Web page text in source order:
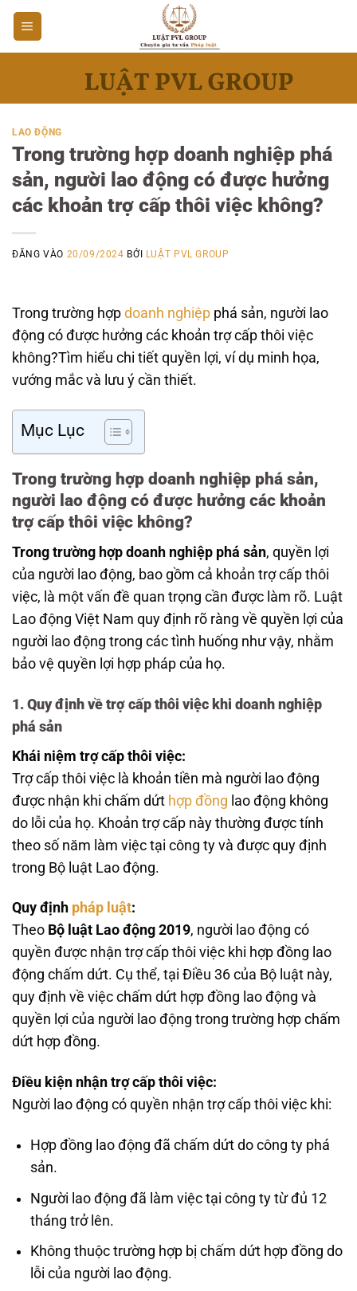
Bỏ
qua
nội
LAO ĐỘNG
Trong trường hợp doanh nghiệp phá
sản, người lao động có được hưởng
các khoản trợ cấp thôi việc không?
ĐĂNG VÀO 20/09/2024 BỞI LUẬT PVL GROUP
Trong trường hợp doanh nghiệp phá sản, người lao
động có được hưởng các khoản trợ cấp thôi việc
không?Tìm hiểu chi tiết quyền lợi, ví dụ minh họa,
vướng mắc và lưu ý cần thiết.
Mục Lục
Trong trường hợp doanh nghiệp phá sản,
người lao động có được hưởng các khoản
trợ cấp thôi việc không?
Trong trường hợp doanh nghiệp phá sản, quyền lợi
của người lao động, bao gồm cả khoản trợ cấp thôi
việc, là một vấn đề quan trọng cần được làm rõ. Luật
Lao động Việt Nam quy định rõ ràng về quyền lợi của
người lao động trong các tình huống như vậy, nhằm
bảo vệ quyền lợi hợp pháp của họ.
1. Quy định về trợ cấp thôi việc khi doanh nghiệp
phá sản
Khái niệm trợ cấp thôi việc:
Trợ cấp thôi việc là khoản tiền mà người lao động
được nhận khi chấm dứt hợp đồng lao động không
do lỗi của họ. Khoản trợ cấp này thường được tính
theo số năm làm việc tại công ty và được quy định
trong Bộ luật Lao động.
Quy định pháp luật:
Theo Bộ luật Lao động 2019, người lao động có
quyền được nhận trợ cấp thôi việc khi hợp đồng lao
động chấm dứt. Cụ thể, tại Điều 36 của Bộ luật này,
quy định về việc chấm dứt hợp đồng lao động và
quyền lợi của người lao động trong trường hợp chấm
dứt hợp đồng.
Điều kiện nhận trợ cấp thôi việc:
Người lao động có quyền nhận trợ cấp thôi việc khi:
Hợp đồng lao động đã chấm dứt do công ty phá
sản.
Người lao động đã làm việc tại công ty từ đủ 12
tháng trở lên.
Không thuộc trường hợp bị chấm dứt hợp đồng do
lỗi của người lao động.